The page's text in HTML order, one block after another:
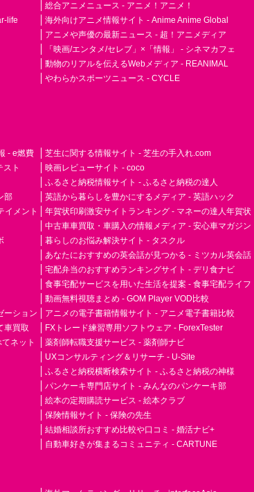
life
総合アニメニュース - アニメ！アニメ！
海外向けアニメ情報サイト - Anime Anime Global
アニメや声優の最新ニュース - 超！アニメディア
「映画/エンタメ/セレブ」×「情報」 - シネマカフェ
動物のリアルを伝えるWebメディア - REANIMAL
やわらかスポーツニュース - CYCLE
- e燃費
スト
部
イメント
ーション
車買取
ネット
芝生に関する情報サイト - 芝生の手入れ.com
映画レビューサイト - coco
ふるさと納税情報サイト - ふるさと納税の達人
英語から暮らしを豊かにするメディア - 英語ハック
年賀状印刷激安サイトランキング - マネーの達人年賀状
中古車車買取・車購入の情報メディア - 安心車マガジン
暮らしのお悩み解決サイト - タスクル
あなたにおすすめの英会話が見つかる - ミツカル英会話
宅配弁当のおすすめランキングサイト - デリ食ナビ
食事宅配サービスを用いた生活を提案 - 食事宅配ライフ
動画無料視聴まとめ - GOM Player VOD比較
アニメの電子書籍情報サイト - アニメ電子書籍比較
FXトレード練習専用ソフトウェア - ForexTester
薬剤師転職支援サービス - 薬剤師ナビ
UXコンサルティング＆リサーチ - U-Site
ふるさと納税横断検索サイト - ふるさと納税の神様
パンケーキ専門店サイト - みんなのパンケーキ部
絵本の定期購読サービス - 絵本クラブ
保険情報サイト - 保険の先生
結婚相談所おすすめ比較や口コミ - 婚活ナビ+
自動車好きが集まるコミュニティ - CARTUNE